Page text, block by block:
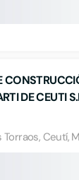
DE CEUTI
Torraos, Ceutí,